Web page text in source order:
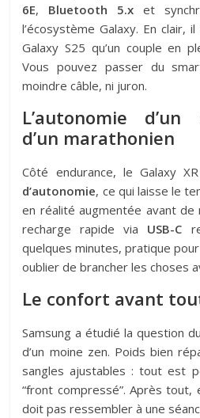
6E, Bluetooth 5.x et
l’écosystème Galaxy. En clair,
Galaxy S25 qu’un couple en
Vous pouvez passer du
moindre câble, ni juron.
L’autonomie
d’un marathonien
Côté endurance, le Galaxy
d’autonomie, ce qui laisse le
en réalité augmentée avant de
recharge rapide via USB-C
quelques minutes, pratique
oublier de brancher les choses
Le confort avant
Samsung a étudié la question
d’un moine zen. Poids bien
sangles ajustables : tout est
“front compressé”. Après
doit pas ressembler à une